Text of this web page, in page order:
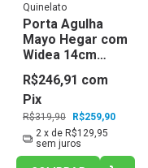
Quinelato
Porta Agulha
Mayo Hegar com
Widea 14cm
Qw.400.14 -
Quinelato
R$319,90 R$259,90
R$246,91 com
Pix
2 x de R$129,95
sem juros